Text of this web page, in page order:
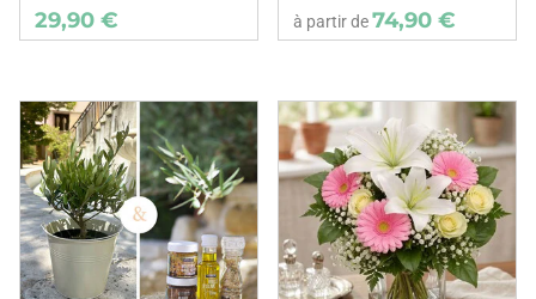
29,90 € à partir de74,90 €